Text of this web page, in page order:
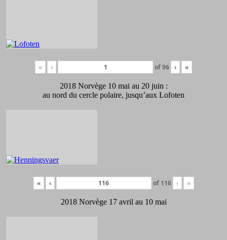
« ‹ of96 › »
2018 Norvège 10 mai au 20 juin :
au nord du cercle polaire, jusqu’aux Lofoten
« ‹ of 116 › »
2018 Norvège 17 avril au 10 mai